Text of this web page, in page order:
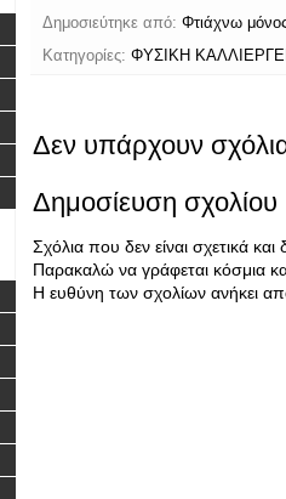
Δημοσιεύτηκε από: Φτιάχνω
Κατηγορίες: ΦΥΣΙΚΗ
Δεν υπάρχουν
Δημοσίευση σχολίου
Σχόλια που δεν είναι σχετικά
Παρακαλώ να γράφεται κόσμια
Η ευθύνη των σχολίων ανήκει